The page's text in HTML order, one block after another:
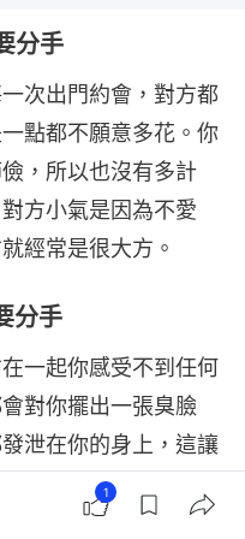
分手
次出門約會，對方都
點都不願意多花。你
，所以也沒有多計
方小氣是因為不愛
經常是很大方。
分手
一起你感受不到任何
對你擺出一張臭臉
泄在你的身上，這讓
自我檢討，會反思是
道了，遠離這樣的人
1